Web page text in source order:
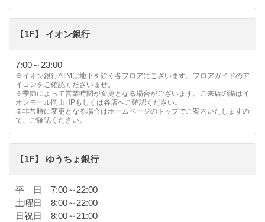
【1F】 イオン銀行
7:00～23:00
※イオン銀行ATMは地下を除く各フロアにございます。フロアガイドのア
イコンをご確認くださいませ。
※季節によって営業時間が変更となる場合がございます。ご来店の際はイ
オンモール岡山HPもしくは各店へご確認ください。
※非常時に変更となる場合はホームページのトップでご案内いたしますの
で、ご確認ください。
【1F】 ゆうちょ銀行
平 日 7:00～22:00
土曜日 8:00～22:00
日祝日 8:00～21:00